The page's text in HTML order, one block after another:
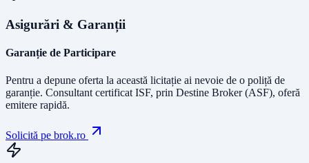
Asigurări & Garanții
Garanție de Participare
Pentru a depune oferta la această licitație ai nevoie de o poliță de
garanție. Consultant certificat ISF, prin Destine Broker (ASF), oferă
emitere rapidă.
Solicită pe brok.ro